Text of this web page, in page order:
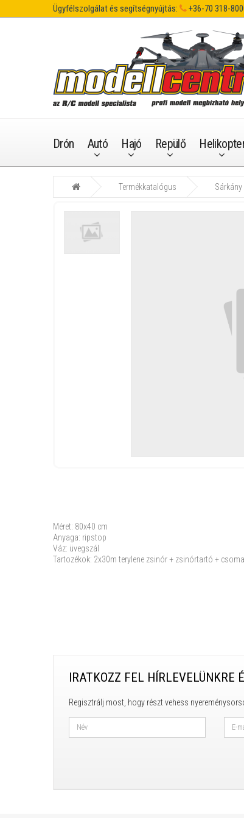
Ügyfélszolgálat és segítségnyújtás: +36-70 318-
Drón Autó Hajó Repülő
Termékkatalógus Sárkány
Méret: 80x40 cm
Anyaga: ripstop
Váz: üvegszál
Tartozékok: 2x30m terylene zsinór + zsinórtartó +
IRATKOZZ FEL HÍRLEVELÜNKRE
Regisztrálj most, hogy részt vehess